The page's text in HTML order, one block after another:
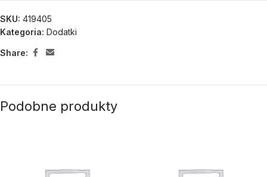
SKU: 419405
Kategoria: Dodatki
Share:
Podobne produkty